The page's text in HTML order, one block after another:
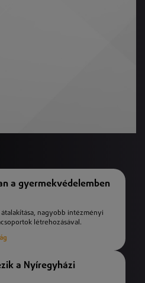
a gyermekvédelemben
nagyobb intézményi
létrehozásával.
a Nyíregyházi